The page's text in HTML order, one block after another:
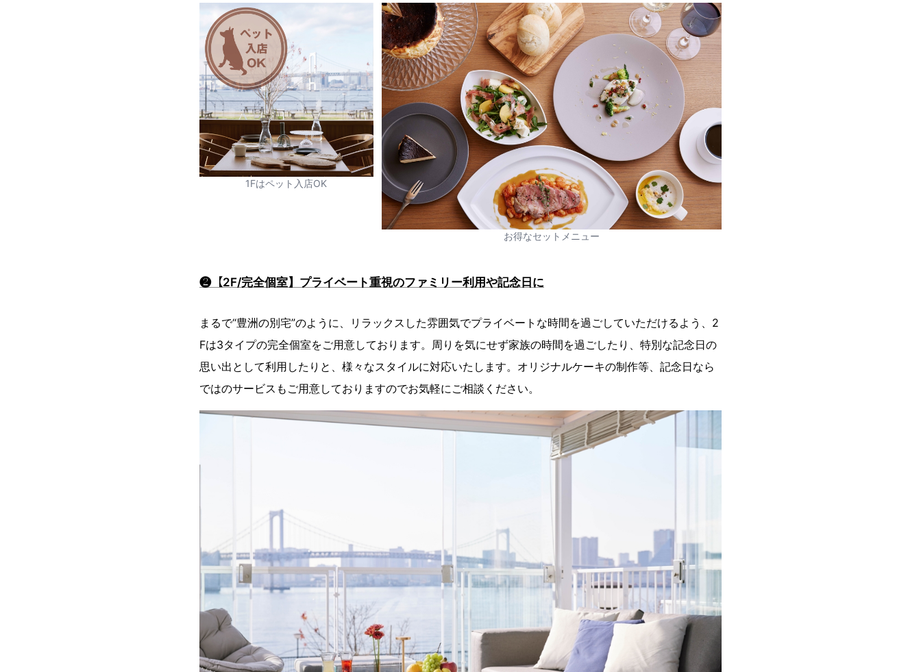
1Fはペット入店OK
お得なセットメニュー
❷【2F/完全個室】プライベート重視のファミリー利用や記念日に
まるで“豊洲の別宅”のように、リラックスした雰囲気でプライベートな時間を過ごしていただけるよう、2
Fは3タイプの完全個室をご用意しております。周りを気にせず家族の時間を過ごしたり、特別な記念日の
思い出として利用したりと、様々なスタイルに対応いたします。オリジナルケーキの制作等、記念日なら
ではのサービスもご用意しておりますのでお気軽にご相談ください。